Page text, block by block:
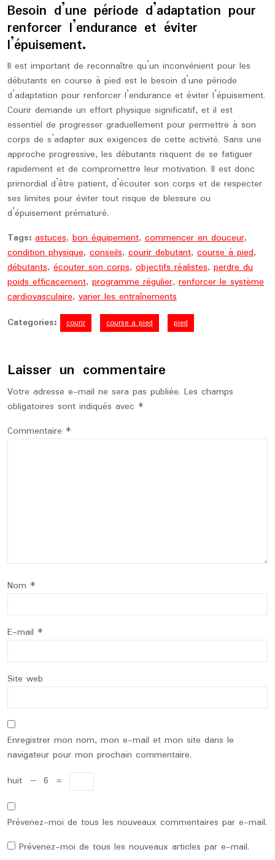
Besoin d’une période d’adaptation pour
renforcer l’endurance et éviter
l’épuisement.
Il est important de reconnaître qu’un inconvénient pour les
débutants en course à pied est le besoin d’une période
d’adaptation pour renforcer l’endurance et éviter l’épuisement.
Courir demande un effort physique significatif, et il est
essentiel de progresser graduellement pour permettre à son
corps de s’adapter aux exigences de cette activité. Sans une
approche progressive, les débutants risquent de se fatiguer
rapidement et de compromettre leur motivation. Il est donc
primordial d’être patient, d’écouter son corps et de respecter
ses limites pour éviter tout risque de blessure ou
d’épuisement prématuré.
Tags: astuces, bon équipement, commencer en douceur,
condition physique, conseils, courir debutant, course à pied,
débutants, écouter son corps, objectifs réalistes, perdre du
poids efficacement, programme régulier, renforcer le système
cardiovasculaire, varier les entraînements
Categories:
courir course a pied pied
Laisser un commentaire
Votre adresse e-mail ne sera pas publiée. Les champs
obligatoires sont indiqués avec *
Commentaire *
Nom *
E-mail *
Site web
Enregistrer mon nom, mon e-mail et mon site dans le
navigateur pour mon prochain commentaire.
huit − 6 =
Prévenez-moi de tous les nouveaux commentaires par e-mail.
Prévenez-moi de tous les nouveaux articles par e-mail.